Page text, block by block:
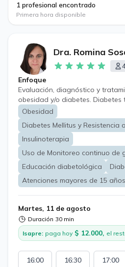
1 profesional encontrado
Primera hora disponible
Dra. Romina
Enfoque
Evaluación, diagnóstico y
obesidad y/o diabetes. Diabetes
Obesidad, Insulinoresistencia,
graso, Síndrome metabólico,
Aumento del colesterol y
Continuo de glucosa, Diabetes
especiales, uso de corticoides,
etc. Diabetes en embarazadas.
diabetológica. Enfermedades
Chequeo médico preventivo.
Obesidad
Diabetes Mellitus y Resistencia
Insulinoterapia
Uso de Monitoreo continuo de
Educación diabetológica
Atenciones mayores de 15 años
Martes, 11 de agosto
Duración 30 min
Isapre: paga hoy $ 12.000, el
16:00 16:30 17:00